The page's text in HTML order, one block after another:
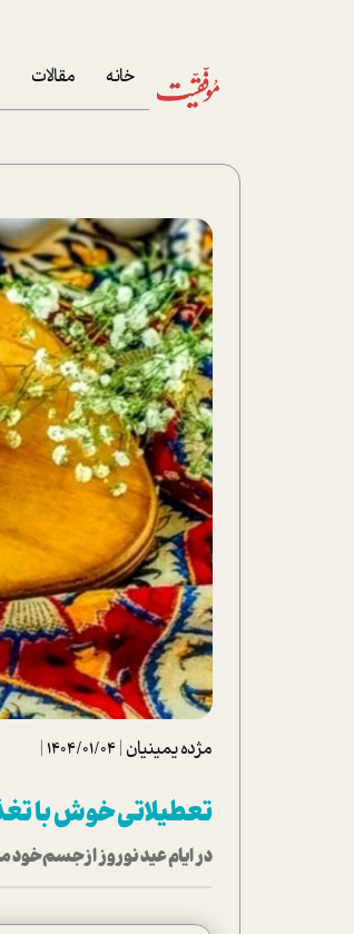
خانه مقالات
پرونده ویژه
زندگی
نوجوان
کار
پلاس
تحلیل فیلم
داستان
مژده یمینیان |
1404/01/04
|
تعطیلاتی خوش با
در ایام عید نوروز از جسم خود